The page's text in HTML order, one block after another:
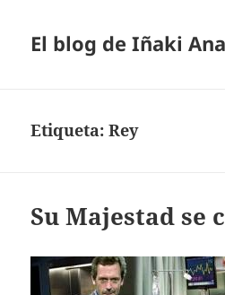
El blog de Iñaki
Etiqueta:Rey
Su Majestad se